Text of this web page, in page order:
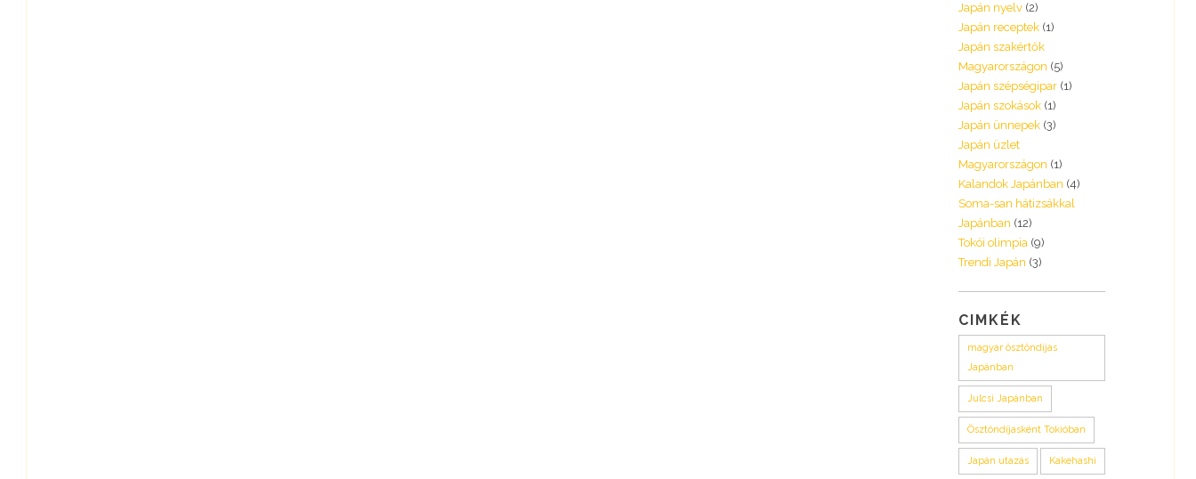
Japán nyelv (2)
Japán receptek (1)
Japán szakértők
Magyarországon (5)
Japán szépségipar (1)
Japán szokások (1)
Japán ünnepek (3)
Japán üzlet
Magyarországon (1)
Kalandok Japánban (4)
Soma-san hátizsákkal
Japánban (12)
Tokói olimpia (9)
Trendi Japán (3)
CIMKÉK
magyar ösztöndíjas
Japánban
Julcsi Japánban
Ösztöndíjasként Tokióban
Japán utazás Kakehashi